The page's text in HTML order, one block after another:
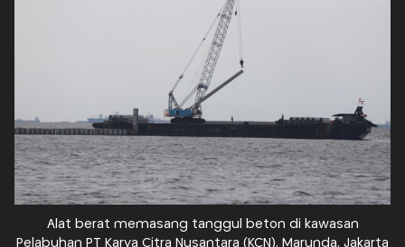
Alat berat memasang tanggul beton di kawasan
Pelabuhan PT Karya Citra Nusantara (KCN), Marunda, Jakarta